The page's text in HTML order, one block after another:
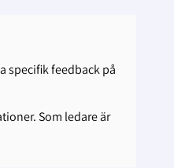
specifik feedback på
Som ledare är